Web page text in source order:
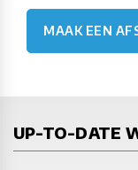
MAAK EEN
UP-TO-DATE